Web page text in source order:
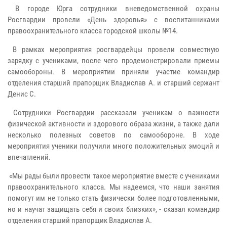
В городе Юрга сотрудники вневедомственной охраны
Росгвардии провели «День здоровья» с воспитанниками
правоохранительного класса городской школы №14.
В рамках мероприятия росгвардейцы провели совместную
зарядку с учениками, после чего продемонстрировали приемы
самообороны. В мероприятии приняли участие командир
отделения старший прапорщик Владислав А. и старший сержант
Денис С.
Сотрудники Росгвардии рассказали ученикам о важности
физической активности и здорового образа жизни, а также дали
несколько полезных советов по самообороне. В ходе
мероприятия ученики получили много положительных эмоций и
впечатлений.
«Мы рады были провести такое мероприятие вместе с учениками
правоохранительного класса. Мы надеемся, что наши занятия
помогут им не только стать физически более подготовленными,
но и научат защищать себя и своих близких», - сказал командир
отделения старший прапорщик Владислав А.